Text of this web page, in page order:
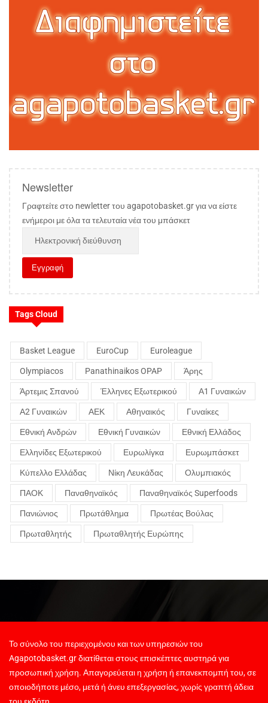
Newsletter
Γραφτείτε στο newletter του agapotobasket.gr για να είστε
ενήμεροι με όλα τα τελευταία νέα του μπάσκετ
Tags Cloud
Basket League EuroCup Euroleague
Olympiacos Panathinaikos OPAP Άρης
Άρτεμις Σπανού Έλληνες Εξωτερικού Α1 Γυναικών
Α2 Γυναικών ΑΕΚ Αθηναικός Γυναίκες
Εθνική Ανδρών Εθνική Γυναικών Εθνική Ελλάδος
Ελληνίδες Εξωτερικού Ευρωλίγκα Ευρωμπάσκετ
Κύπελλο Ελλάδας Νίκη Λευκάδας Ολυμπιακός
ΠΑΟΚ Παναθηναϊκός Παναθηναϊκός Superfoods
Πανιώνιος Πρωτάθλημα Πρωτέας Βούλας
Πρωταθλητής Πρωταθλητής Ευρώπης
Το σύνολο του περιεχομένου και των υπηρεσιών του
Agapotobasket.gr διατίθεται στους επισκέπτες αυστηρά για
προσωπική χρήση. Απαγορεύεται η χρήση ή επανεκπομπή του, σε
οποιοδήποτε μέσο, μετά ή άνευ επεξεργασίας, χωρίς γραπτή άδεια